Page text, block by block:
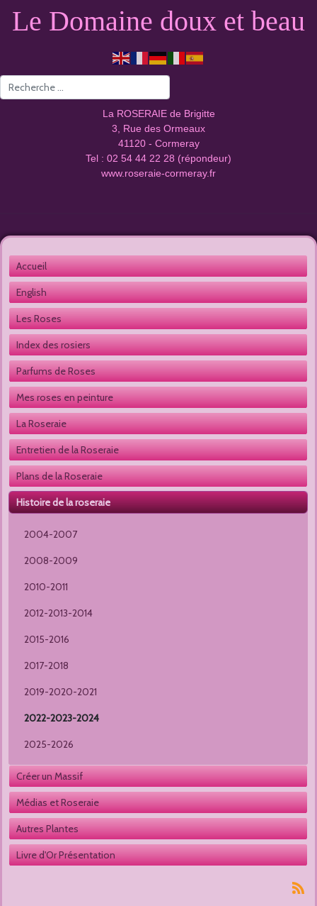
Le Domaine doux et beau
Valider
La ROSERAIE de Brigitte
3, Rue des Ormeaux
41120 - Cormeray
Tel : 02 54 44 22 28 (répondeur)
www.roseraie-cormeray.fr
Accueil
English
Les Roses
Index des rosiers
Parfums de Roses
Mes roses en peinture
La Roseraie
Entretien de la Roseraie
Plans de la Roseraie
Histoire de la roseraie
2004-2007
2008-2009
2010-2011
2012-2013-2014
2015-2016
2017-2018
2019-2020-2021
2022-2023-2024
2025-2026
Créer un Massif
Médias et Roseraie
Autres Plantes
Livre d'Or Présentation